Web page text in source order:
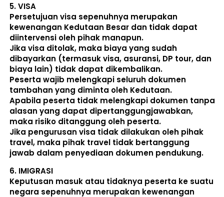
5. VISA
Persetujuan visa sepenuhnya merupakan
kewenangan Kedutaan Besar dan tidak dapat
diintervensi oleh pihak manapun.
Jika visa ditolak, maka biaya yang sudah
dibayarkan (termasuk visa, asuransi, DP tour, dan
biaya lain) tidak dapat dikembalikan.
Peserta wajib melengkapi seluruh dokumen
tambahan yang diminta oleh Kedutaan.
Apabila peserta tidak melengkapi dokumen tanpa
alasan yang dapat dipertanggungjawabkan,
maka risiko ditanggung oleh peserta.
Jika pengurusan visa tidak dilakukan oleh pihak
travel, maka pihak travel tidak bertanggung
jawab dalam penyediaan dokumen pendukung.
6. IMIGRASI
Keputusan masuk atau tidaknya peserta ke suatu
negara sepenuhnya merupakan kewenangan